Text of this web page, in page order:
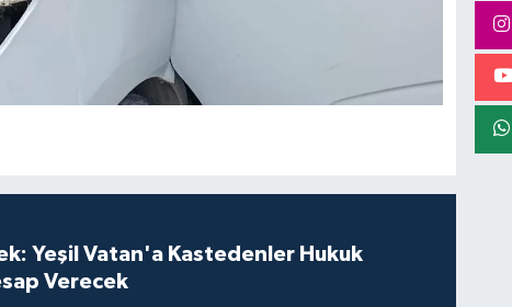
Yeşil Vatan'a Kastedenler Hukuk
Verecek